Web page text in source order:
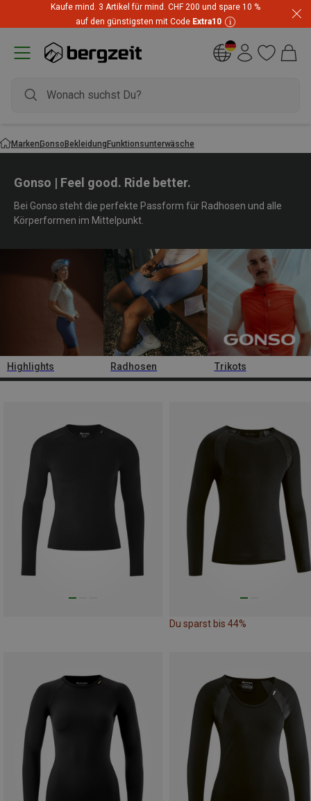
Kaufe mind. 3 Artikel für mind. CHF 200 und spare 10 %
auf den günstigsten mit Code Extra10
MarkenGonsoBekleidungFunktionsunterwäsche
Gonso | Feel good. Ride better.
Bei Gonso steht die perfekte Passform für Radhosen und alle
Körperformen im Mittelpunkt.
Highlights Radhosen Trikots
Du sparst bis 44%